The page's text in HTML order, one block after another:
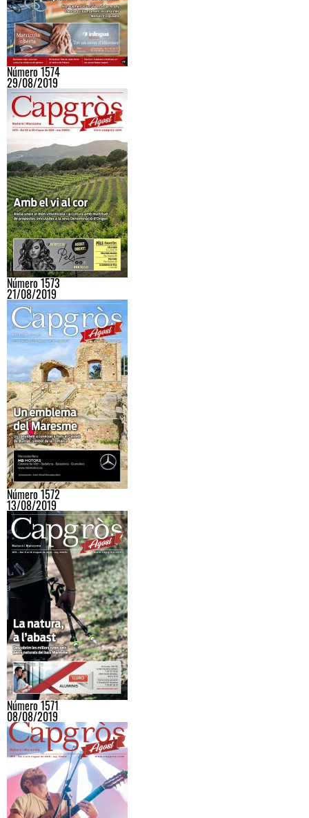
Número 1574
29/08/2019
Número 1573
21/08/2019
Número 1572
13/08/2019
Número 1571
08/08/2019